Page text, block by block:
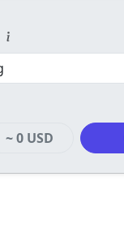
~0 USD